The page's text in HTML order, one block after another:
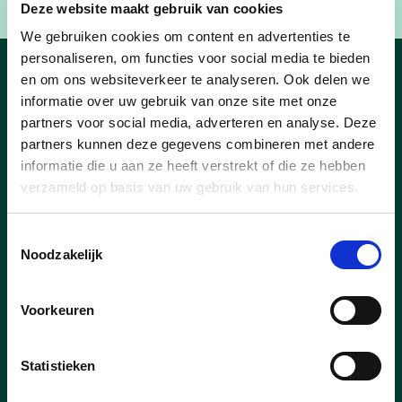
Deze website maakt gebruik van cookies
We gebruiken cookies om content en advertenties te
personaliseren, om functies voor social media te bieden
en om ons websiteverkeer te analyseren. Ook delen we
informatie over uw gebruik van onze site met onze
partners voor social media, adverteren en analyse. Deze
partners kunnen deze gegevens combineren met andere
informatie die u aan ze heeft verstrekt of die ze hebben
verzameld op basis van uw gebruik van hun services.
Noodzakelijk
Voorkeuren
Statistieken
Nieuws cd&v Ieper